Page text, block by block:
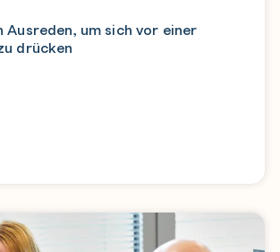
Ausreden, um sich vor einer
drücken